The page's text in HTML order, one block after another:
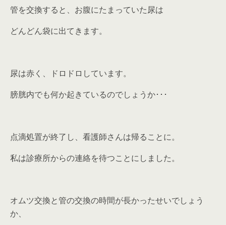
管を交換すると、お腹にたまっていた尿は
どんどん袋に出てきます。
尿は赤く、ドロドロしています。
膀胱内でも何か起きているのでしょうか･･･
点滴処置が終了し、看護師さんは帰ることに。
私は診療所からの連絡を待つことにしました。
オムツ交換と管の交換の時間が長かったせいでしょう
か、